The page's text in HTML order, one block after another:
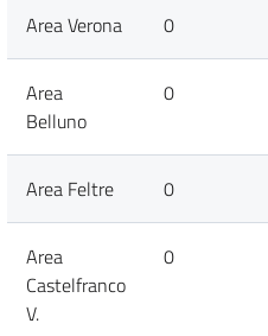
Area Verona 0
Area
Belluno
0
Area Feltre 0
Area
Castelfranco
V.
0